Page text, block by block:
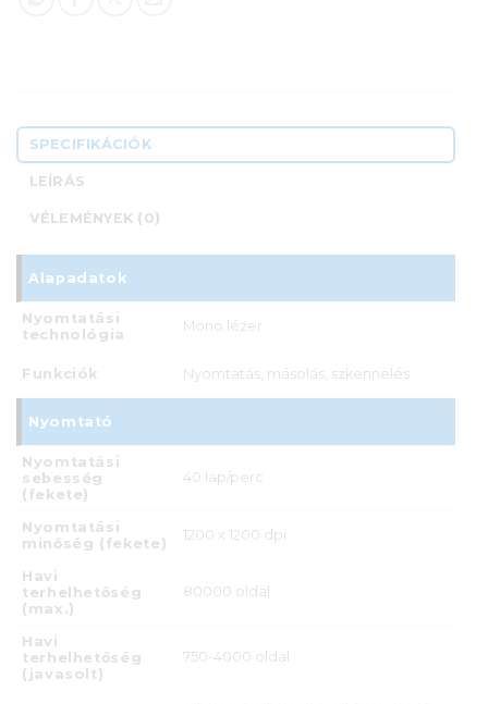
SPECIFIKÁCIÓK
LEÍRÁS
VÉLEMÉNYEK (0)
Alapadatok
Nyomtatási
technológia
Mono lézer
Funkciók Nyomtatás, másolás, szkennelés
Nyomtató
Nyomtatási
sebesség
(fekete)
40 lap/perc
Nyomtatási
minőség (fekete)
1200 x 1200 dpi
Havi
terhelhetőség
(max.)
80000 oldal
Havi
terhelhetőség
(javasolt)
750-4000 oldal